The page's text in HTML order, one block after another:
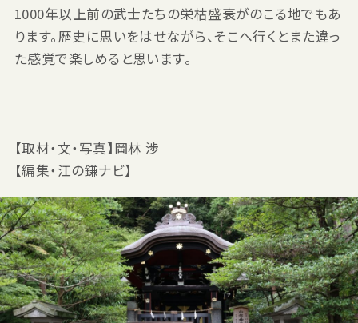
1000年以上前の武士たちの栄枯盛衰がのこる地でもあ
ります。歴史に思いをはせながら、そこへ行くとまた違っ
た感覚で楽しめると思います。
【取材・文・写真】岡林 渉
【編集・江の鎌ナビ】